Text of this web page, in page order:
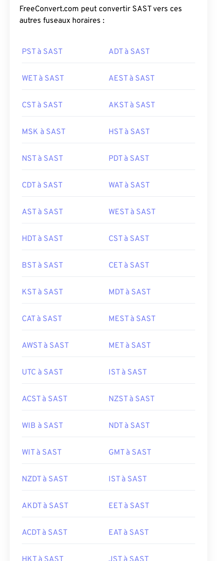
FreeConvert.com peut convertir SAST vers ces
autres fuseaux horaires :
PST à SAST ADT à SAST
WET à SAST AEST à SAST
CST à SAST AKST à SAST
MSK à SAST HST à SAST
NST à SAST PDT à SAST
CDT à SAST WAT à SAST
AST à SAST WEST à SAST
HDT à SAST CST à SAST
BST à SAST CET à SAST
KST à SAST MDT à SAST
CAT à SAST MEST à SAST
AWST à SAST MET à SAST
UTC à SAST IST à SAST
ACST à SAST NZST à SAST
WIB à SAST NDT à SAST
WIT à SAST GMT à SAST
NZDT à SAST IST à SAST
AKDT à SAST EET à SAST
ACDT à SAST EAT à SAST